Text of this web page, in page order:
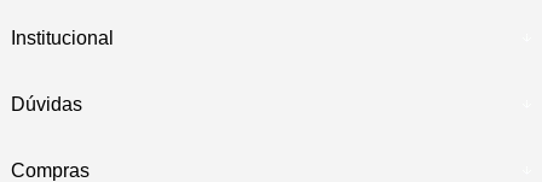
Institucional
Dúvidas
Compras